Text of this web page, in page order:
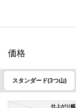
価格
スタンダード(3つ山)
仕上がり幅